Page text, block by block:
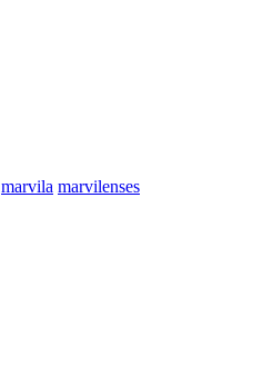
marvila marvilenses